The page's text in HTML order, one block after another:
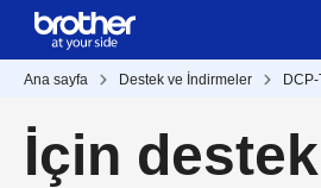
Ana sayfa Destek ve İndirmeler
İçin